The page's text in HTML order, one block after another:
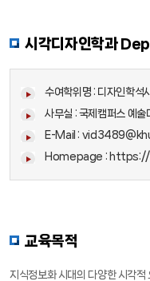
시각디자인학과
수여학위명 : 디자인학석
사무실 : 국제캠퍼스 예
E-Mail :
Homepage : https://
교육목적
지식정보화 시대의 다양한 시각적